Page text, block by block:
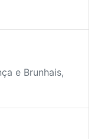
e Brunhais,